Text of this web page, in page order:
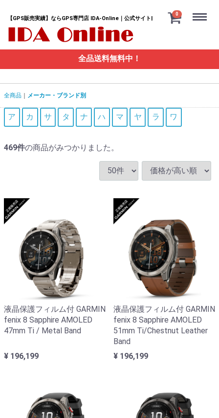
【GPS販売実績】ならGPS専門店 IDA-Online｜公式サイト|
0
全品送料無料中！
全商品 メーカー・ブランド別
ア カ サ タ ナ ハ マ ヤ ラ ワ
469件の商品がみつかりました。
液晶保護フィルム付 GARMIN
fenix 8 Sapphire AMOLED
47mm Ti / Metal Band
¥ 196,199
液晶保護フィルム付 GARMIN
fenix 8 Sapphire AMOLED
51mm Ti/Chestnut Leather
Band
¥ 196,199